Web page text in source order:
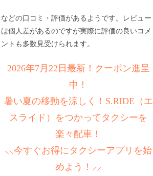
などの口コミ・評価があるようです。レビュー
は個人差があるのですが実際に評価の良いコメ
ントも多数見受けられます。
2026年7月22日最新！クーポン進呈
中！
暑い夏の移動を涼しく！S.RIDE（エ
スライド）をつかってタクシーを
楽々配車！
⸜⸜今すぐお得にタクシーアプリを始
めよう！⸝⸝